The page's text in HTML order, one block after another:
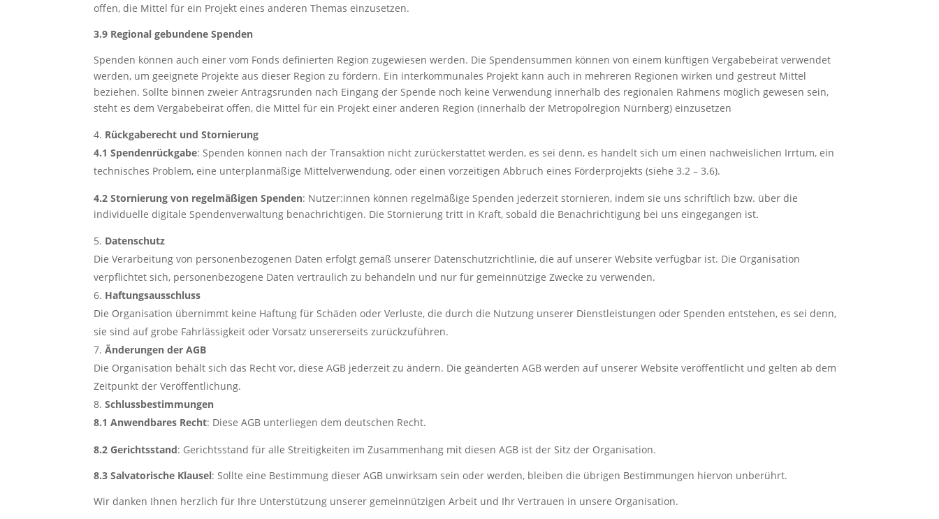
offen, die Mittel für ein Projekt eines anderen Themas einzusetzen.
3.9 Regional gebundene Spenden
Spenden können auch einer vom Fonds definierten Region zugewiesen werden. Die Spendensummen können von einem künftigen Vergabebeirat verwendet
werden, um geeignete Projekte aus dieser Region zu fördern. Ein interkommunales Projekt kann auch in mehreren Regionen wirken und gestreut Mittel
beziehen. Sollte binnen zweier Antragsrunden nach Eingang der Spende noch keine Verwendung innerhalb des regionalen Rahmens möglich gewesen sein,
steht es dem Vergabebeirat offen, die Mittel für ein Projekt einer anderen Region (innerhalb der Metropolregion Nürnberg) einzusetzen
Rückgaberecht und Stornierung
4.1 Spendenrückgabe: Spenden können nach der Transaktion nicht zurückerstattet werden, es sei denn, es handelt sich um einen nachweislichen Irrtum, ein
technisches Problem, eine unterplanmäßige Mittelverwendung, oder einen vorzeitigen Abbruch eines Förderprojekts (siehe 3.2 – 3.6).
4.2 Stornierung von regelmäßigen Spenden: Nutzer:innen können regelmäßige Spenden jederzeit stornieren, indem sie uns schriftlich bzw. über die
individuelle digitale Spendenverwaltung benachrichtigen. Die Stornierung tritt in Kraft, sobald die Benachrichtigung bei uns eingegangen ist.
Datenschutz
Die Verarbeitung von personenbezogenen Daten erfolgt gemäß unserer Datenschutzrichtlinie, die auf unserer Website verfügbar ist. Die Organisation
verpflichtet sich, personenbezogene Daten vertraulich zu behandeln und nur für gemeinnützige Zwecke zu verwenden.
Haftungsausschluss
Die Organisation übernimmt keine Haftung für Schäden oder Verluste, die durch die Nutzung unserer Dienstleistungen oder Spenden entstehen, es sei denn,
sie sind auf grobe Fahrlässigkeit oder Vorsatz unsererseits zurückzuführen.
Änderungen der AGB
Die Organisation behält sich das Recht vor, diese AGB jederzeit zu ändern. Die geänderten AGB werden auf unserer Website veröffentlicht und gelten ab dem
Zeitpunkt der Veröffentlichung.
Schlussbestimmungen
8.1 Anwendbares Recht: Diese AGB unterliegen dem deutschen Recht.
8.2 Gerichtsstand: Gerichtsstand für alle Streitigkeiten im Zusammenhang mit diesen AGB ist der Sitz der Organisation.
8.3 Salvatorische Klausel: Sollte eine Bestimmung dieser AGB unwirksam sein oder werden, bleiben die übrigen Bestimmungen hiervon unberührt.
Wir danken Ihnen herzlich für Ihre Unterstützung unserer gemeinnützigen Arbeit und Ihr Vertrauen in unsere Organisation.